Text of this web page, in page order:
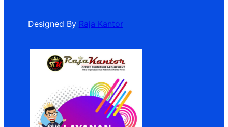
Designed By Raja Kantor